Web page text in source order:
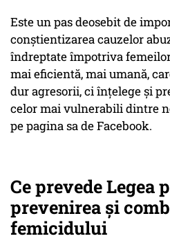
Este un pas deosebit de
conștientizarea cauzelor
îndreptate împotriva
mai eficientă, mai umană,
dur agresorii, ci înțelege și
celor mai vulnerabili dintre
pe pagina sa de Facebook.
Ce prevede Legea
prevenirea și
femicidului